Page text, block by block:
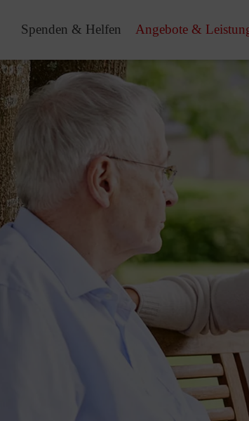
Spenden & Helfen Angebote &